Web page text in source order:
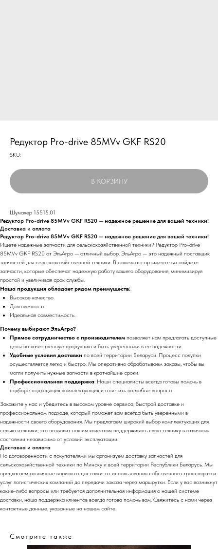
Редуктор Pro-drive 85MVv GKF RS20
SKU:
В КОРЗИНУ
Шумахер 15515.01
Редуктор Pro-drive 85MVv GKF RS20 — надежное решение для вашей техники!
Доставка и оплата
Редуктор Pro-drive 85MVv GKF RS20 — надежное решение для вашей техники!
Ищете надежные запчасти для сельскохозяйственной техники? Редуктор Pro-drive
85MVv GKF RS20 от ЭльАгро — отличный выбор. ЭльАгро — это надежный поставщик
запчастей для сельскохозяйственной техники. В нашем ассортименте вы найдете
запчасти, которые обеспечат надежную работу вашего оборудования, минимизируя
простой и увеличивая срок службы.
Наша продукция обладает рядом преимуществ:
Высокое качество.
Долговечность.
Идеальная совместимость.
Почему выбирают ЭльАгро?
Прямое сотрудничество с производителем позволяет нам предлагать доступные
цены на качественную продукцию и быть уверенными в ее надежности.
Удобные условия доставки по всей территории Беларуси. Процесс покупки
осуществляется легко и быстро. Мы оперативно обрабатываем заказы, чтобы вы
могли получить нужные запчасти в кратчайшие сроки.
Профессиональная поддержка: Наши специалисты всегда готовы помочь в
подборе подходящих комплектующих и ответить на любые вопросы.
Закажите у нас и убедитесь в высоком уровне сервиса, быстрой доставке и
профессиональном подходе, который поможет вам всегда быть уверенными в
надежности своего оборудования. Мы предлагаем широкий выбор комплектующих для
сельхозтехники, что позволит нашим клиентам поддерживать свою технику в отличном
состоянии независимо от условий эксплуатации.
Доставка и оплата
По договоренности с покупателями мы организуем доставку запчастей для
сельскохозяйственной техники по Минску и всей территории Республики Беларусь. Мы
предлагаем различные варианты доставки: от использования собственного транспорта и
услуг логистических компаний до передачи заказа через маршрутки. Если у вас возникнут
какие-либо вопросы или требуется дополнительная информация о нашей системе
доставки, наша поддержка клиентов всегда готова помочь вам. Свяжитесь с нами через
контактные данные, указанные на нашем сайте.
Смотрите также